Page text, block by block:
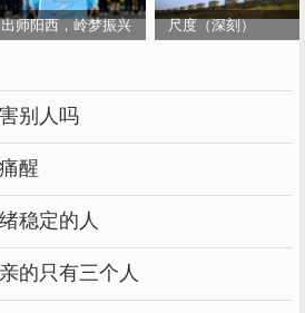
出师阳西，岭梦振兴 尺度（深刻）
别人吗
醒
稳定的人
的只有三个人